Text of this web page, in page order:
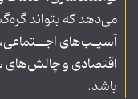
می‌دهد که بتواند
آسیـب‌های
اقتصادی و چالش‌های
باشد.